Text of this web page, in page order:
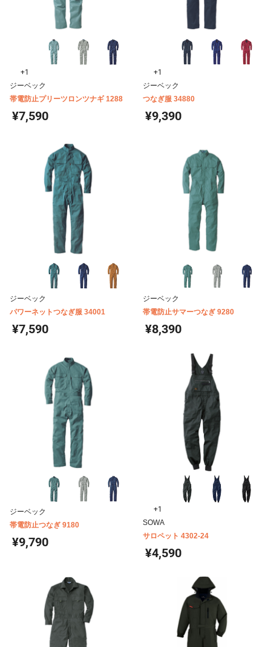
+1
ジーベック
帯電防止プリーツロンツナギ 1288
¥7,590
+1
ジーベック
つなぎ服 34880
¥9,390
ジーベック
パワーネットつなぎ服 34001
¥7,590
ジーベック
帯電防止サマーつなぎ 9280
¥8,390
ジーベック
帯電防止つなぎ 9180
¥9,790
+1
SOWA
サロペット 4302-24
¥4,590